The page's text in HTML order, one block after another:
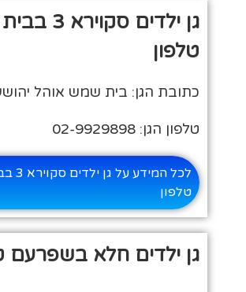
גן ילדים
טלפון
כתובת הגן: בית שמש אוהל יהושע
טלפון הגן: 02-9929898
לכל המידע
טלפון
גן ילדים חלא בשפרעם